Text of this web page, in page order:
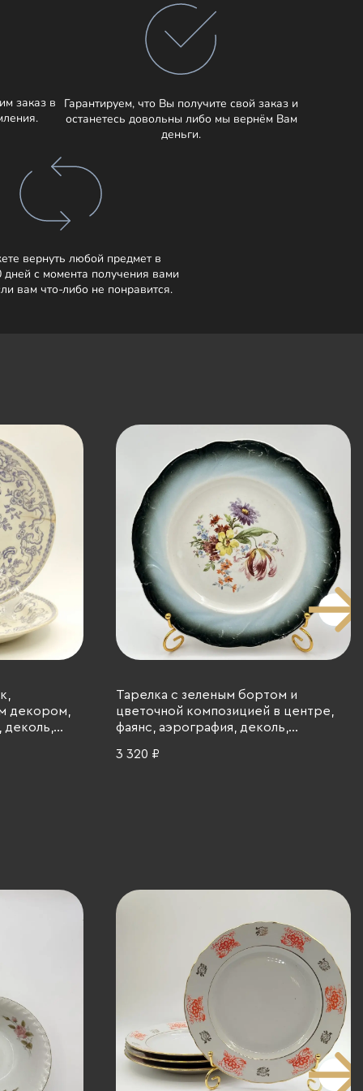
заказ в
Гарантируем, что Вы получите свой заказ и
останетесь довольны либо мы вернём Вам
деньги.
вернуть любой предмет в
дней с момента получения вами
вам что-либо не понравится.
декором,
деколь,
Тарелка с зеленым бортом и
цветочной композицией в центре,
фаянс, аэрография, деколь,
3 320 ₽